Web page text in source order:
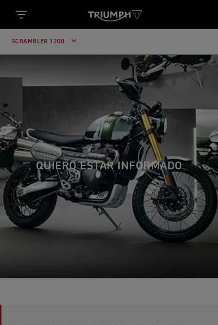
SCRAMBLER 1200
QUIERO ESTAR INFORMADO